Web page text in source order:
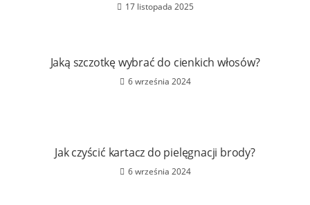
17 listopada 2025
Jaką szczotkę wybrać do cienkich włosów?
6 września 2024
Jak czyścić kartacz do pielęgnacji brody?
6 września 2024